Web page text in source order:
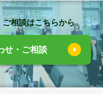
相談はこちらから
せ・ご相談